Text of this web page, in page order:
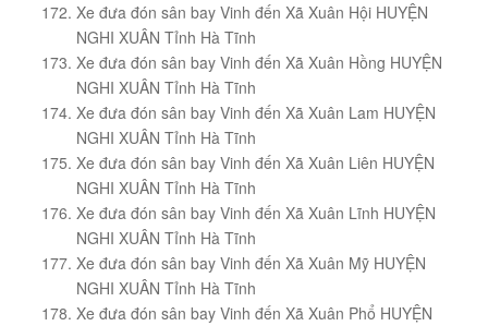
Xe đưa đón sân bay Vinh đến Xã Xuân Hội HUYỆN
NGHI XUÂN Tỉnh Hà Tĩnh
Xe đưa đón sân bay Vinh đến Xã Xuân Hồng HUYỆN
NGHI XUÂN Tỉnh Hà Tĩnh
Xe đưa đón sân bay Vinh đến Xã Xuân Lam HUYỆN
NGHI XUÂN Tỉnh Hà Tĩnh
Xe đưa đón sân bay Vinh đến Xã Xuân Liên HUYỆN
NGHI XUÂN Tỉnh Hà Tĩnh
Xe đưa đón sân bay Vinh đến Xã Xuân Lĩnh HUYỆN
NGHI XUÂN Tỉnh Hà Tĩnh
Xe đưa đón sân bay Vinh đến Xã Xuân Mỹ HUYỆN
NGHI XUÂN Tỉnh Hà Tĩnh
Xe đưa đón sân bay Vinh đến Xã Xuân Phổ HUYỆN